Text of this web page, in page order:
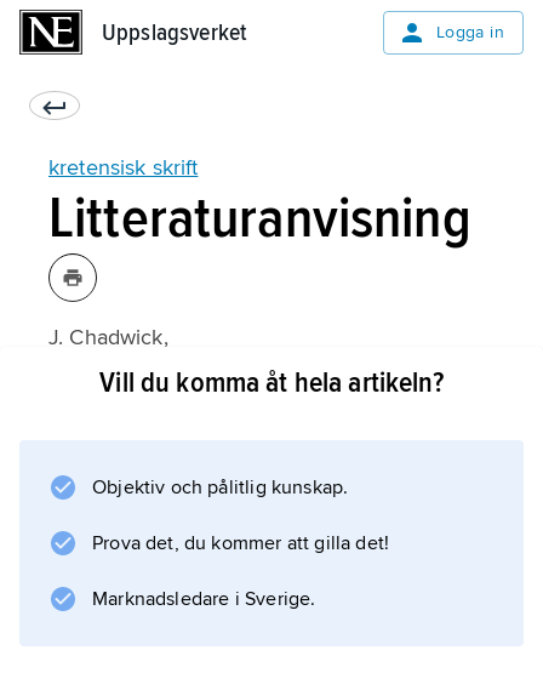
Uppslagsverket Logga in
kretensisk skrift
Litteraturanvisning
J. Chadwick,
Linear B and Related Scripts
Vill du komma åt hela artikeln?
Objektiv och pålitlig kunskap.
Prova det, du kommer att gilla det!
Marknadsledare i Sverige.